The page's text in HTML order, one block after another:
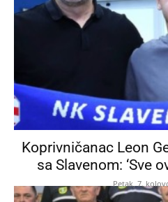
Koprivničanac Leon
sa Slavenom: ‘Sve
Petak, 7.